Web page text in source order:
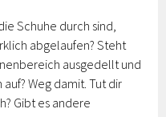
Schuhe durch sind,
abgelaufen? Steht
ausgedellt und
Weg damit. Tut dir
Gibt es andere